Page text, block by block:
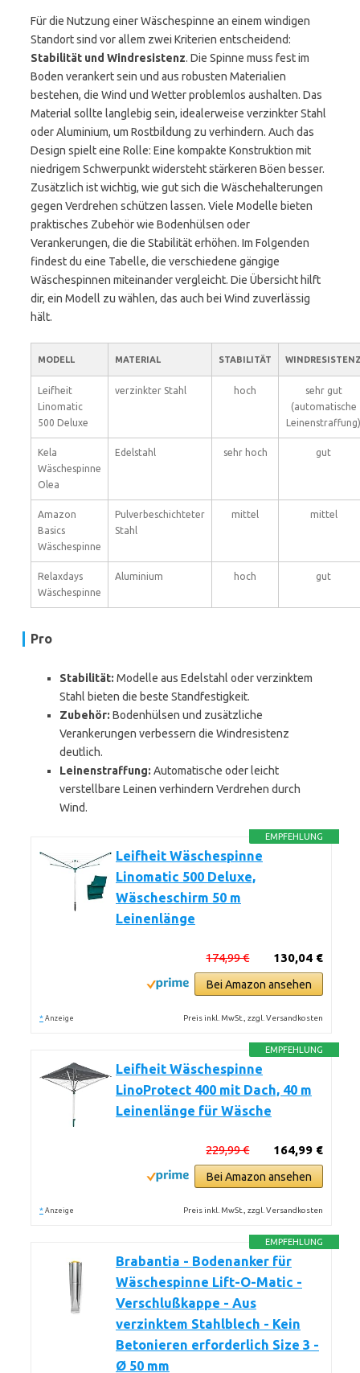
Für die Nutzung einer Wäschespinne an einem windigen
Standort sind vor allem zwei Kriterien entscheidend:
Stabilität und Windresistenz. Die Spinne muss fest im
Boden verankert sein und aus robusten Materialien
bestehen, die Wind und Wetter problemlos aushalten. Das
Material sollte langlebig sein, idealerweise verzinkter Stahl
oder Aluminium, um Rostbildung zu verhindern. Auch das
Design spielt eine Rolle: Eine kompakte Konstruktion mit
niedrigem Schwerpunkt widersteht stärkeren Böen besser.
Zusätzlich ist wichtig, wie gut sich die Wäschehalterungen
gegen Verdrehen schützen lassen. Viele Modelle bieten
praktisches Zubehör wie Bodenhülsen oder
Verankerungen, die die Stabilität erhöhen. Im Folgenden
findest du eine Tabelle, die verschiedene gängige
Wäschespinnen miteinander vergleicht. Die Übersicht hilft
dir, ein Modell zu wählen, das auch bei Wind zuverlässig
hält.
MODELL MATERIAL STABILITÄT
Leifheit
Linomatic
500 Deluxe
verzinkter Stahl hoch
sehr gut
(automatische
Leinenstraffung)
Kela
Wäschespinne
Olea
Edelstahl sehr hoch gut
Amazon
Basics
Wäschespinne
Pulverbeschichteter
Stahl
mittel mittel
Relaxdays
Wäschespinne
Aluminium hoch gut
Pro
Stabilität: Modelle aus Edelstahl oder verzinktem
Stahl bieten die beste Standfestigkeit.
Zubehör: Bodenhülsen und zusätzliche
Verankerungen verbessern die Windresistenz
deutlich.
Leinenstraffung: Automatische oder leicht
verstellbare Leinen verhindern Verdrehen durch
Wind.
EMPFEHLUNG
Leifheit Wäschespinne
Linomatic 500 Deluxe,
Wäscheschirm 50 m
Leinenlänge
130,04 €
174,99 €
Bei Amazon ansehen
* Anzeige Preis inkl. MwSt., zzgl. Versandkosten
EMPFEHLUNG
Leifheit Wäschespinne
LinoProtect 400 mit Dach, 40 m
Leinenlänge für Wäsche
164,99 €
229,99 €
Bei Amazon ansehen
* Anzeige Preis inkl. MwSt., zzgl. Versandkosten
EMPFEHLUNG
Brabantia - Bodenanker für
Wäschespinne Lift-O-Matic -
Verschlußkappe - Aus
verzinktem Stahlblech - Kein
Betonieren erforderlich Size 3 -
Ø 50 mm